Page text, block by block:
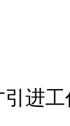
工